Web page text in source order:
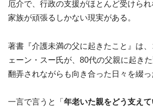
厄介で、行政の支援がほとんど受けら
家族が頑張るしかない現実がある。
著書『介護未満の父に起きたこと』は
ェーン・スー氏が、80代の父親に起き
翻弄されながらも向き合った日々を綴っ
一言で言うと「 年老いた親をどう支え